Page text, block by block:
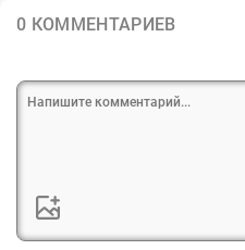
0 КОММЕНТАРИЕВ